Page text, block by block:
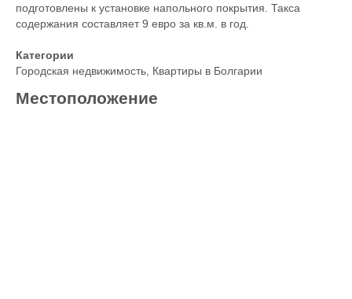
подготовлены к установке напольного покрытия. Такса
содержания составляет 9 евро за кв.м. в год.
Категории
Городская недвижимость, Квартиры в Болгарии
Местоположение